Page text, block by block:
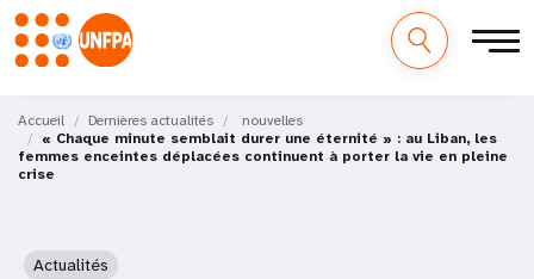
au
contenu
principal
M
a
Accueil Dernières actualités
nouvelles
« Chaque minute semblait durer une éternité » : au Liban, les
femmes enceintes déplacées continuent à porter la vie en pleine
crise
Actualités